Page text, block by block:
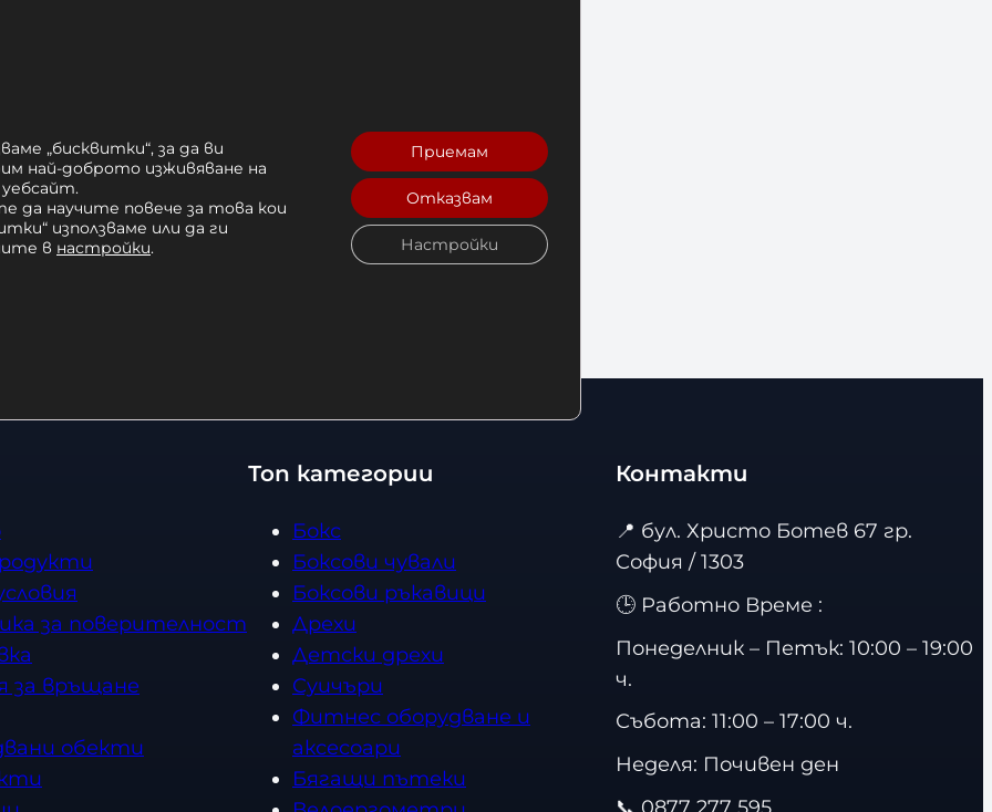
Leone
350 см
за поверителност
за връщане
обекти
Топ категории
Бокс
Боксови чували
Боксови ръкавици
Дрехи
Детски дрехи
Суичъри
Фитнес оборудване и
аксесоари
Бягащи пътеки
Контакти
📍 бул. Христо Ботев 67 гр.
София / 1303
🕒 Работно Време :
Понеделник – Петък: 10:00 – 19:00
ч.
Събота: 11:00 – 17:00 ч.
Неделя: Почивен ден
📞 0877 277 595
„бисквитки“, за да ви
най-доброто изживяване на
да научите повече за това кои
използваме или да ги
в настройки.
Приемам
Отказвам
Настройки